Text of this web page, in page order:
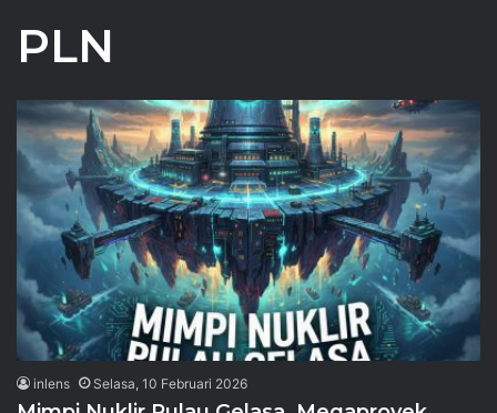
PLN
inlens Selasa, 10 Februari 2026